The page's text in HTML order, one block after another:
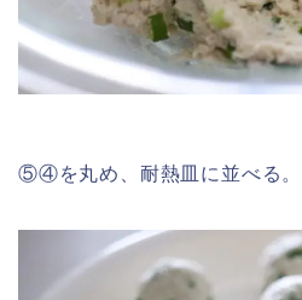
⑤④を丸め、耐熱皿に並べる。